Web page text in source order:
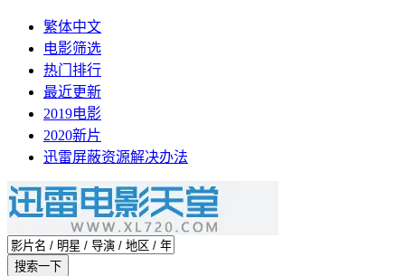
繁体中文
电影筛选
热门排行
最近更新
2019电影
2020新片
迅雷屏蔽资源解决办法